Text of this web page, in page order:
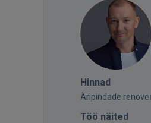
Hinnad
Äripindade
Töö näited